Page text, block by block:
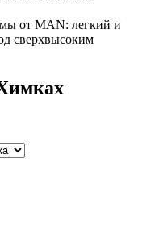
от MAN: легкий и
сверхвысоким